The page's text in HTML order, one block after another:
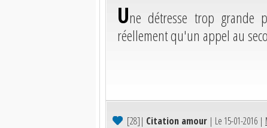
Une détresse trop
réellement qu'un appel au
[28]| Citation amour | Le 15-01-2016 |